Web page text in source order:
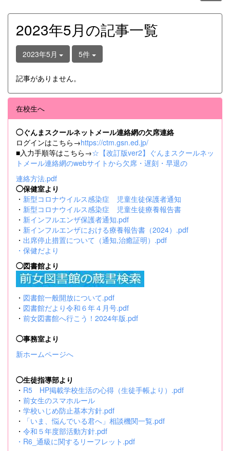
2023年5月の記事一覧
2023年5月 5件
記事がありません。
在校生へ
◯ぐんまスクールネットメール連絡網の欠席連絡
ログインはこちら→https://ctm.gsn.ed.jp/
■入力手順等はこちら→☆【改訂版ver2】ぐんまスクールネッ
トメール連絡網のwebサイトから欠席・遅刻・早退の
連絡方法.pdf
◯保健室より
・ 新型コロナウイルス感染症 児童生徒保護者通知
・ 新型コロナウイルス感染症 児童生徒療養報告書
・ 新インフルエンザ保護者通知.pdf
・ 新インフルエンザにおける療養報告書（2024）.pdf
・ 出席停止措置について（通知,治癒証明）.pdf
・ 保健だより
◯図書館より
・ 図書館一般開放について.pdf
・ 図書館だより令和６年４月号.pdf
・ 前女図書館へ行こう！2024年版.pdf
◯事務室より
新ホームページへ
◯生徒指導部より
・ R5 HP掲載学校生活の心得（生徒手帳より）.pdf
・ 前女生のスマホルール
・ 学校いじめ防止基本方針.pdf
・
「いま、悩んでいる君へ」相談機関一覧.pdf
・ 令和５年度部活動方針.pdf
・ R6_通級に関するリーフレット.pdf